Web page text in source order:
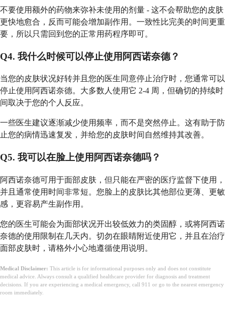
不要使用额外的药物来弥补未使用的剂量 - 这不会帮助您的皮肤
更快地愈合，反而可能会增加副作用。一致性比完美的时间更重
要，所以只需回到您的正常用药程序即可。
Q4. 我什么时候可以停止使用阿西诺奈德？
当您的皮肤状况好转并且您的医生同意停止治疗时，您通常可以
停止使用阿西诺奈德。大多数人使用它 2-4 周，但确切的持续时
间取决于您的个人反应。
一些医生建议逐渐减少使用频率，而不是突然停止。这有助于防
止您的病情迅速复发，并给您的皮肤时间自然维持其改善。
Q5. 我可以在脸上使用阿西诺奈德吗？
阿西诺奈德可用于面部皮肤，但只能在严密的医疗监督下使用，
并且通常使用时间非常短。您脸上的皮肤比其他部位更薄、更敏
感，更容易产生副作用。
您的医生可能会为面部状况开出较低效力的类固醇，或将阿西诺
奈德的使用限制在几天内。切勿在眼睛附近使用它，并且在治疗
面部皮肤时，请格外小心地遵循使用说明。
Medical Disclaimer: This article is for informational purposes only and does not constitute
medical advice. Always consult a qualified healthcare provider for diagnosis and treatment
decisions. If you are experiencing a medical emergency, call 911 or go to the nearest emergency
room immediately.